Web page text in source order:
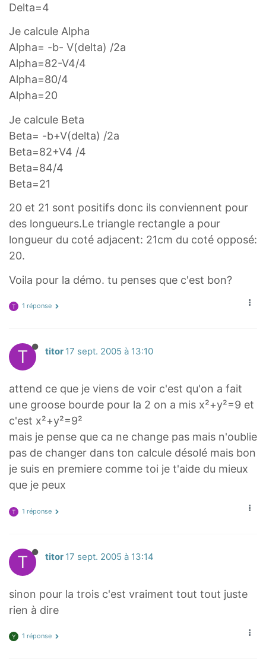
Delta=4
Je calcule Alpha
Alpha= -b- V(delta) /2a
Alpha=82-V4/4
Alpha=80/4
Alpha=20
Je calcule Beta
Beta= -b+V(delta) /2a
Beta=82+V4 /4
Beta=84/4
Beta=21
20 et 21 sont positifs donc ils conviennent pour
des longueurs.Le triangle rectangle a pour
longueur du coté adjacent: 21cm du coté opposé:
20.
Voila pour la démo. tu penses que c'est bon?
T 1 réponse
T titor 17 sept. 2005 à 13:10
attend ce que je viens de voir c'est qu'on a fait
une groose bourde pour la 2 on a mis x²+y²=9 et
c'est x²+y²=9²
mais je pense que ca ne change pas mais n'oublie
pas de changer dans ton calcule désolé mais bon
je suis en premiere comme toi je t'aide du mieux
que je peux
T 1 réponse
T titor 17 sept. 2005 à 13:14
sinon pour la trois c'est vraiment tout tout juste
rien à dire
Y 1 réponse